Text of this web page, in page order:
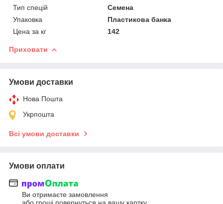
Тип спецій
Семена
Упаковка
Пластикова банка
Цена за кг
142
Приховати
Умови доставки
Нова Пошта
Укрпошта
Всі умови доставки
Умови оплати
Ви отримаєте замовлення